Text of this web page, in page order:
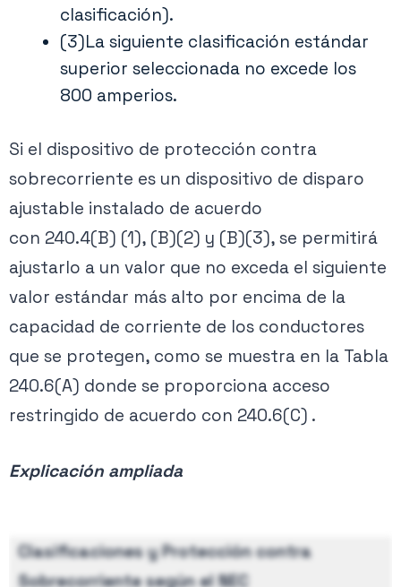
clasificación).
(3)La siguiente clasificación estándar
superior seleccionada no excede los
800 amperios.
Si el dispositivo de protección contra
sobrecorriente es un dispositivo de disparo
ajustable instalado de acuerdo
con 240.4(B) (1), (B)(2) y (B)(3), se permitirá
ajustarlo a un valor que no exceda el siguiente
valor estándar más alto por encima de la
capacidad de corriente de los conductores
que se protegen, como se muestra en la Tabla
240.6(A) donde se proporciona acceso
restringido de acuerdo con 240.6(C) .
Explicación ampliada
Clasificaciones y Protección contra
Sobrecorriente según el NEC